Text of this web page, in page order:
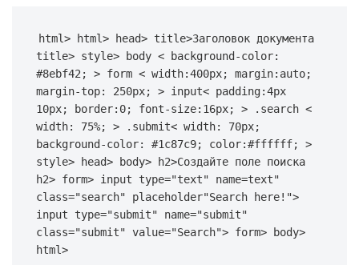
html> html> head> title>Заголовок документа
title> style> body < background-color
#8ebf42 ; > form < width:400px; margin
margin-top: 250px; > input< padding:4px
10px; border: 0; font-size: 16px; > .search
width: 75%; > .submit< width: 70px
background-color: #1c87c9; color:#ffffff; >
style> head>
body> h2>Создайте поле поиска
h2> form> input type="text" name=text
class="search" placeholder"Search here
input
type="submit" name="submit"
class="submit" value="Search"> form> body>
html>